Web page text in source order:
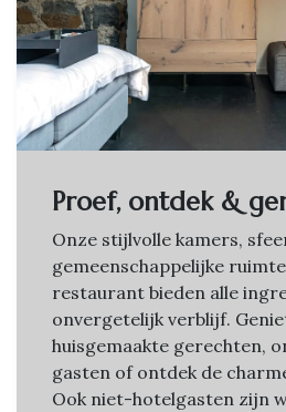
Proef, ontdek &
Onze stijlvolle kamers,
gemeenschappelijke
restaurant bieden alle
onvergetelijk verblijf.
huisgemaakte gerechten,
gasten of ontdek de
Ook niet-hotelgasten zijn